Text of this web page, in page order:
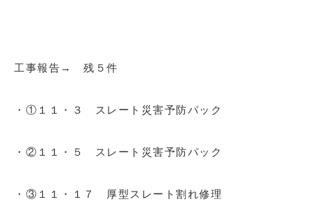
工事報告→ 残５件
・①１１・３ スレート災害予防パック
・②１１・５ スレート災害予防パック
・③１１・１７ 厚型スレート割れ修理